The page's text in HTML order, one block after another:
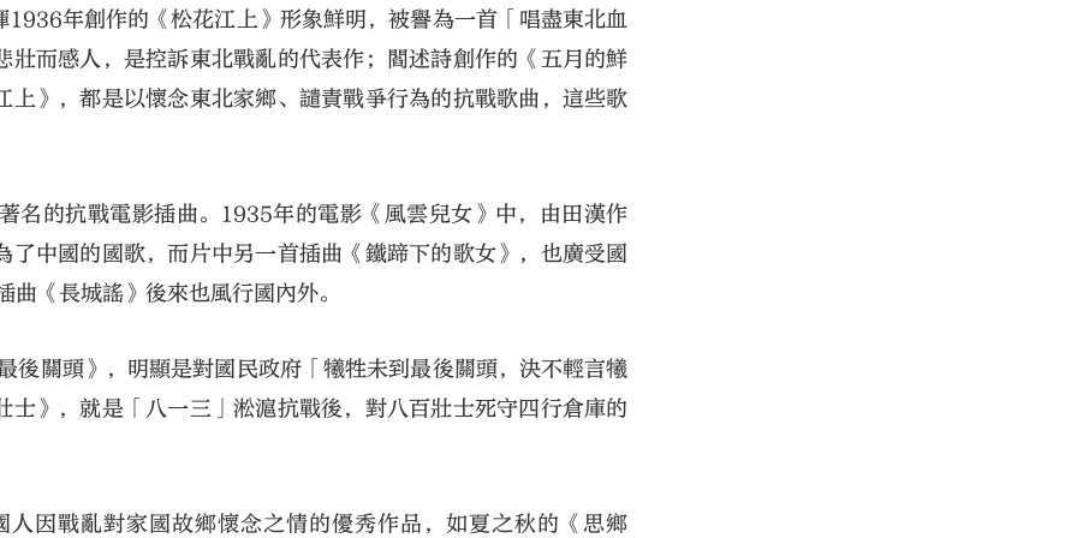
年創作的《松花江上》形象鮮明，被譽為一首「唱盡東北血
而感人，是控訴東北戰亂的代表作；閻述詩創作的《五月的鮮
》，都是以懷念東北家鄉、譴責戰爭行為的抗戰歌曲，這些歌
名的抗戰電影插曲。1935年的電影《風雲兒女》中，由田漢作
中國的國歌，而片中另一首插曲《鐵蹄下的歌女》，也廣受國
《長城謠》後來也風行國內外。
關頭》，明顯是對國民政府「犧牲未到最後關頭，決不輕言犧
》，就是「八一三」淞滬抗戰後，對八百壯士死守四行倉庫的
因戰亂對家國故鄉懷念之情的優秀作品，如夏之秋的《思鄉